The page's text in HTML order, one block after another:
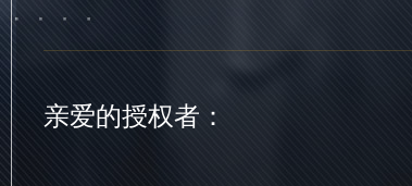
亲爱的授权者：